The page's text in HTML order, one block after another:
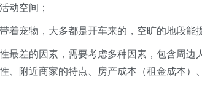
动空间；
宠物，大多都是开车来的，空旷的地段能
差的因素，需要考虑多种因素，包含周边
、附近商家的特点、房产成本（租金成本）